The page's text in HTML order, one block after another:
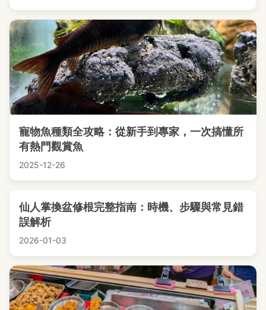
寵物魚種類全攻略：從新手到專家，一次搞懂所
有熱門觀賞魚
2025-12-26
仙人掌換盆修根完整指南：時機、步驟與常見錯
誤解析
2026-01-03